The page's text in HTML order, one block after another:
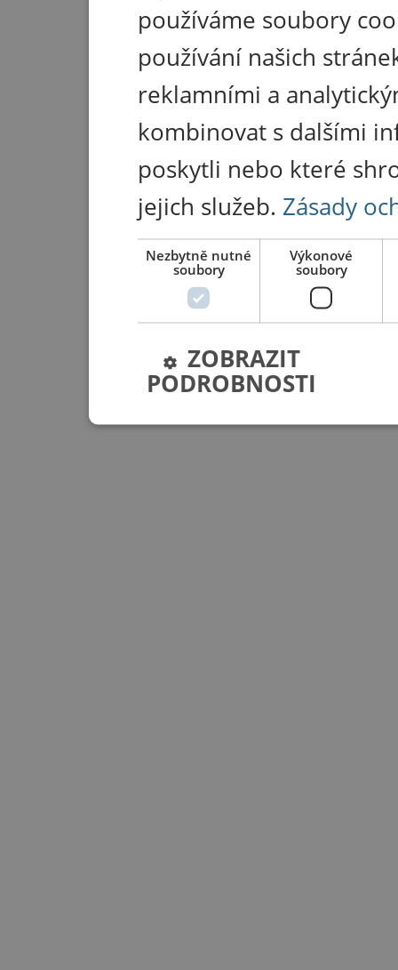
používáme soubory
používání našich
reklamními a
kombinovat s dalšími
poskytli nebo které
jejich služeb. Zásady
Nezbytně nutné
soubory
Výkonové
soubory
ZOBRAZIT
PODROBNOSTI